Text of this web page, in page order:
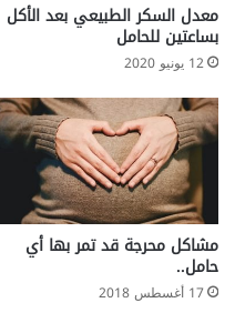
معدل السكر الطبيعي بعد الأكل
بساعتين للحامل
12 يونيو 2020
مشاكل محرجة قد تمر بها أي
حامل..
17 أغسطس 2018